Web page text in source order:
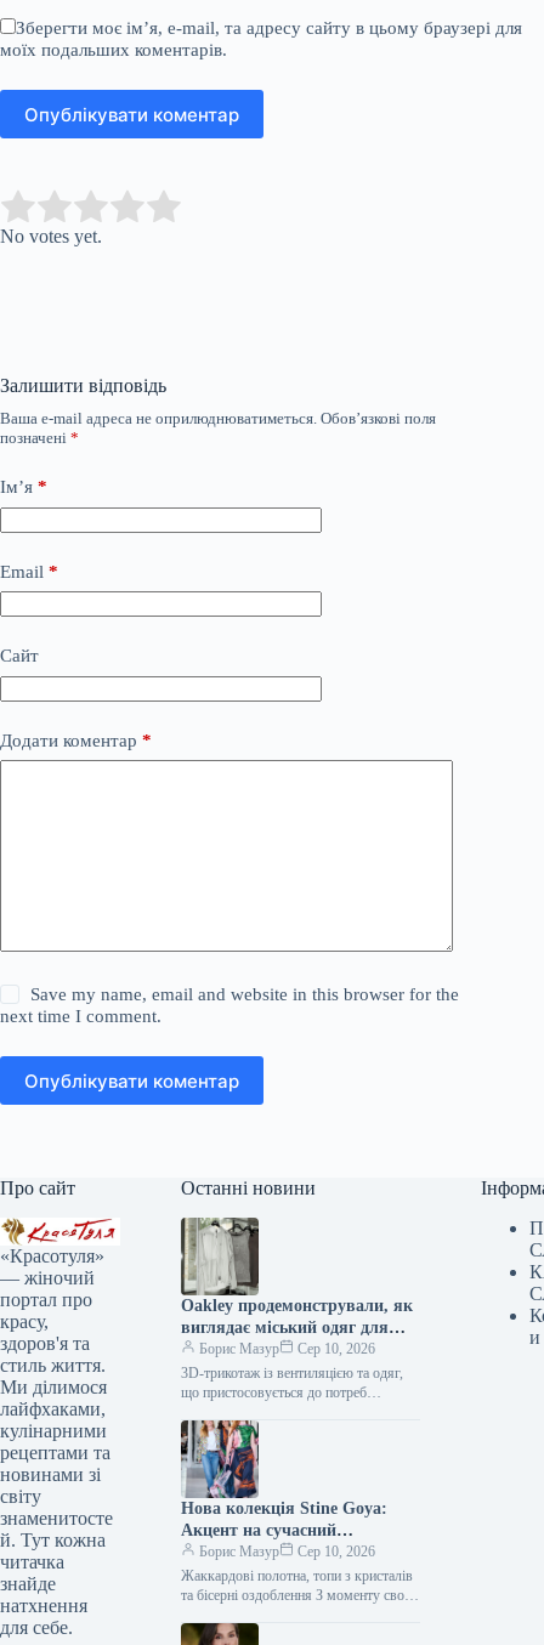
Зберегти моє ім’я, e-mail, та адресу сайту в цьому браузері для
моїх подальших коментарів.
Опублікувати коментар
Rate this item:
No votes yet.
Залишити відповідь
Ваша e-mail адреса не оприлюднюватиметься. Обов’язкові поля
позначені *
Ім’я *
Email *
Сайт
Додати коментар *
Save my name, email and website in this browser for the
next time I comment.
Опублікувати коментар
Про сайт
«Красотуля»
— жіночий
портал про
красу,
здоров'я та
стиль життя.
Ми ділимося
лайфхаками,
кулінарними
рецептами та
новинами зі
світу
знаменитосте
й. Тут кожна
читачка
знайде
натхнення
для себе.
Останні новини
Oakley продемонстрували, як
виглядає міський одяг для
змінної погоди
Борис Мазур
Сер 10, 2026
3D-трикотаж із вентиляцією та одяг,
що пристосовується до потреб
інноваційним підходом до створення
одягу для активного…
Нова колекція Stine Goya:
Акцент на сучасний
максималізм
Борис Мазур
Сер 10, 2026
Жаккардові полотна, топи з кристалів
та бісерні оздоблення З моменту свого
Goya активно формував…
и